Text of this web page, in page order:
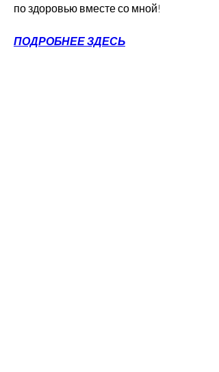
по здоровью вместе со мной!
ПОДРОБНЕЕ ЗДЕСЬ